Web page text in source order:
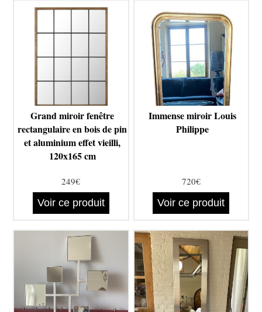
Grand miroir fenêtre
rectangulaire en bois de pin
et aluminium effet vieilli,
120x165 cm
249€
Voir ce produit
Immense miroir Louis
Philippe
720€
Voir ce produit